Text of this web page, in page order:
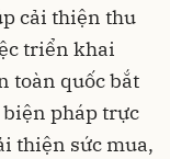
cải thiện thu
triển khai
toàn quốc bắt
pháp trực
thiện sức mua,